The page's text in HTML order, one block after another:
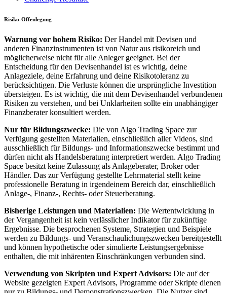
Risiko-Offenlegung
Warnung vor hohem Risiko: Der Handel mit Devisen und
anderen Finanzinstrumenten ist von Natur aus risikoreich und
möglicherweise nicht für alle Anleger geeignet. Bei der
Entscheidung für den Devisenhandel ist es wichtig, deine
Anlageziele, deine Erfahrung und deine Risikotoleranz zu
berücksichtigen. Die Verluste können die ursprüngliche Investition
übersteigen. Es ist wichtig, die mit dem Devisenhandel verbundenen
Risiken zu verstehen, und bei Unklarheiten sollte ein unabhängiger
Finanzberater konsultiert werden.
Nur für Bildungszwecke: Die von Algo Trading Space zur
Verfügung gestellten Materialien, einschließlich aller Videos, sind
ausschließlich für Bildungs- und Informationszwecke bestimmt und
dürfen nicht als Handelsberatung interpretiert werden. Algo Trading
Space besitzt keine Zulassung als Anlageberater, Broker oder
Händler. Das zur Verfügung gestellte Lehrmaterial stellt keine
professionelle Beratung in irgendeinem Bereich dar, einschließlich
Anlage-, Finanz-, Rechts- oder Steuerberatung.
Bisherige Leistungen und Materialien: Die Wertentwicklung in
der Vergangenheit ist kein verlässlicher Indikator für zukünftige
Ergebnisse. Die besprochenen Systeme, Strategien und Beispiele
werden zu Bildungs- und Veranschaulichungszwecken bereitgestellt
und können hypothetische oder simulierte Leistungsergebnisse
enthalten, die mit inhärenten Einschränkungen verbunden sind.
Verwendung von Skripten und Expert Advisors: Die auf der
Website gezeigten Expert Advisors, Programme oder Skripte dienen